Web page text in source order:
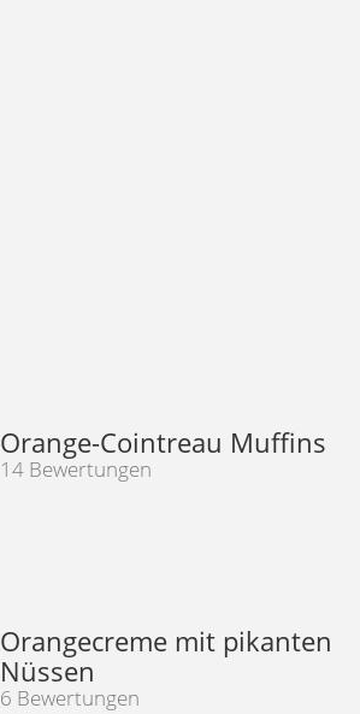
Orange-Cointreau Muffins
14 Bewertungen
Orangecreme mit pikanten
Nüssen
6 Bewertungen